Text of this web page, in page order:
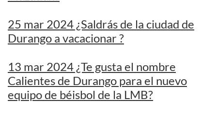
25 mar 2024 ¿Saldrás de la ciudad de
Durango a vacacionar ?
13 mar 2024 ¿Te gusta el nombre
Calientes de Durango para el nuevo
equipo de béisbol de la LMB?